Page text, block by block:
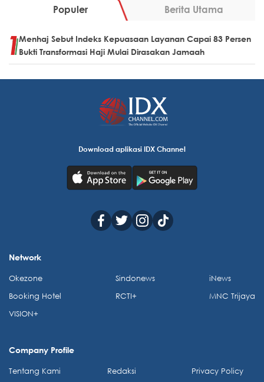
Populer Berita Utama
Menhaj Sebut Indeks Kepuasaan Layanan Capai 83 Persen
Bukti Transformasi Haji Mulai Dirasakan Jamaah
Download aplikasi IDX Channel
Network
Okezone
Booking Hotel
VISION+
Sindonews
RCTI+
iNews
MNC Trijaya
Company Profile
Tentang Kami Redaksi Privacy Policy